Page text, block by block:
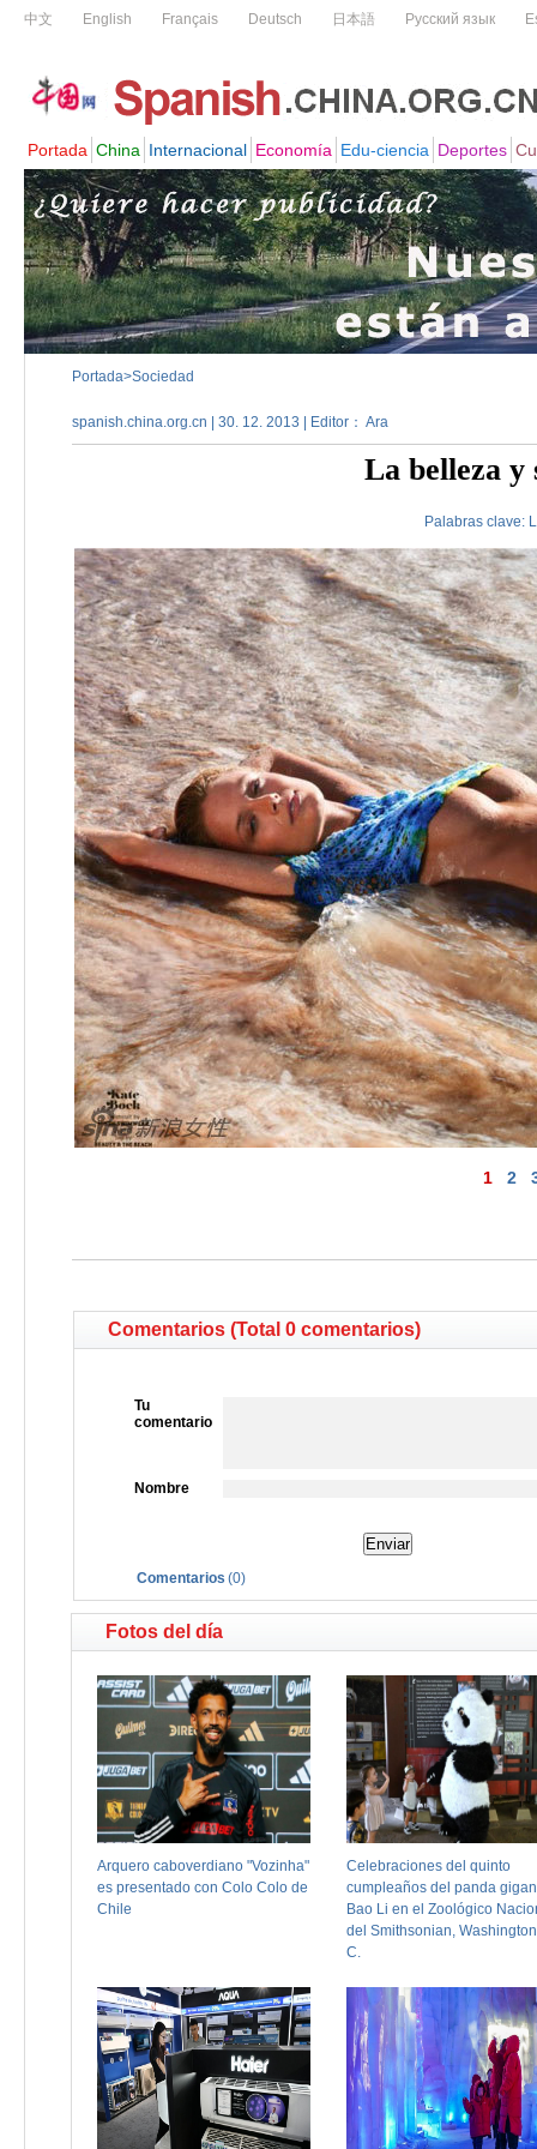
Portada>Sociedad
spanish.china.org.cn | 30. 12. 2013 | Editor： Ara
La belleza y
Palabras clave:
1 2
Comentarios (Total 0 comentarios)
Tu
comentario
Nombre
Comentarios (0)